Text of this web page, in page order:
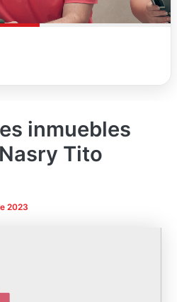
inmuebles
Tito
2023